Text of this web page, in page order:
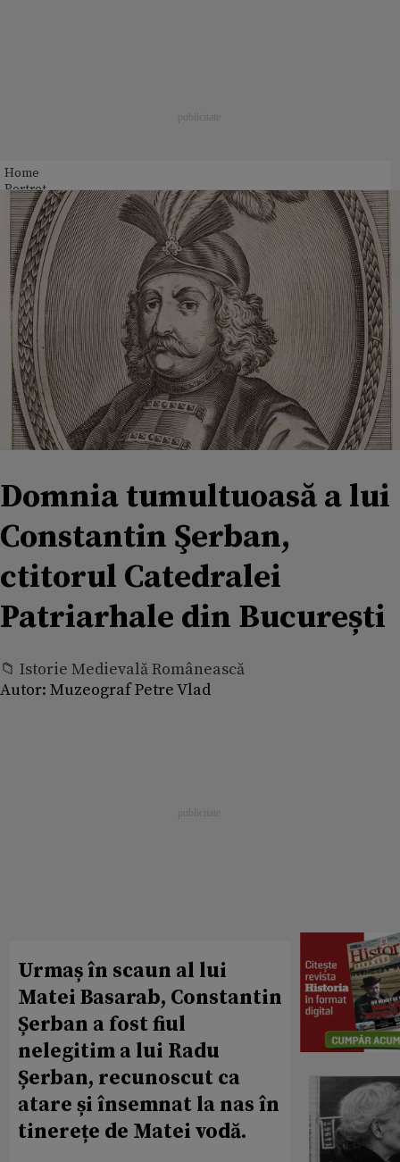
Home
Portret
Domnia tumultuoasă a lui
Constantin Şerban,
ctitorul Catedralei
Patriarhale din București
📁 Istorie Medievală Românească
Autor: Muzeograf Petre Vlad
Urmaș în scaun al lui
Matei Basarab, Constantin
Șerban a fost fiul
nelegitim a lui Radu
Șerban, recunoscut ca
atare și însemnat la nas în
tinerețe de Matei vodă.